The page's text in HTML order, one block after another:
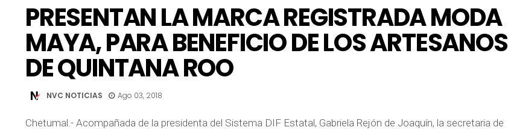
PRESENTAN LA MARCA REGISTRADA MODA
MAYA, PARA BENEFICIO DE LOS ARTESANOS
DE QUINTANA ROO
NVC NOTICIAS Ago 03, 2018
Chetumal.- Acompañada de la presidenta del Sistema DIF Estatal, Gabriela Rejón de Joaquín, la secretaria de